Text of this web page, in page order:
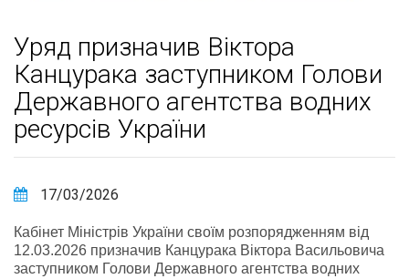
Уряд призначив Віктора
Канцурака заступником Голови
Державного агентства водних
ресурсів України
17/03/2026
Кабінет Міністрів України своїм розпорядженням від
12.03.2026 призначив Канцурака Віктора Васильовича
заступником Голови Державного агентства водних